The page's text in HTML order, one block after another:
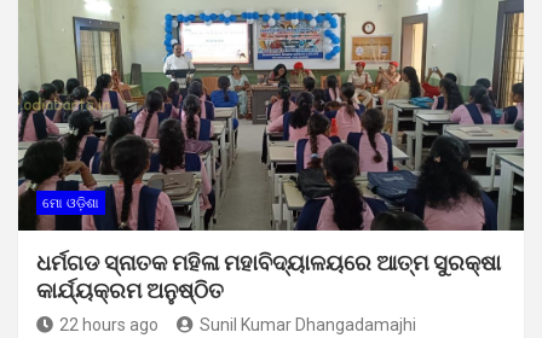
ମୋ ଓଡ଼ିଶା
ଧର୍ମଗଡ ସ୍ନାତକ ମହିଳା ମହାବିଦ୍ୟାଳୟରେ ଆତ୍ମ ସୁରକ୍ଷା
କାର୍ଯ୍ୟକ୍ରମ ଅନୁଷ୍ଠିତ
22 hours ago Sunil Kumar Dhangadamajhi